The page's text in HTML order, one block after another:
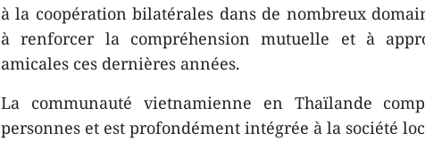
à la coopération bilatérales dans de nombreux
à renforcer la compréhension mutuelle et à
amicales ces dernières années.
La communauté vietnamienne en Thaïlande
personnes et est profondément intégrée à la société